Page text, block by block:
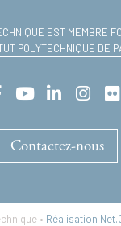
EST MEMBRE
POLYTECHNIQUE DE
Contactez-nous
• Réalisation